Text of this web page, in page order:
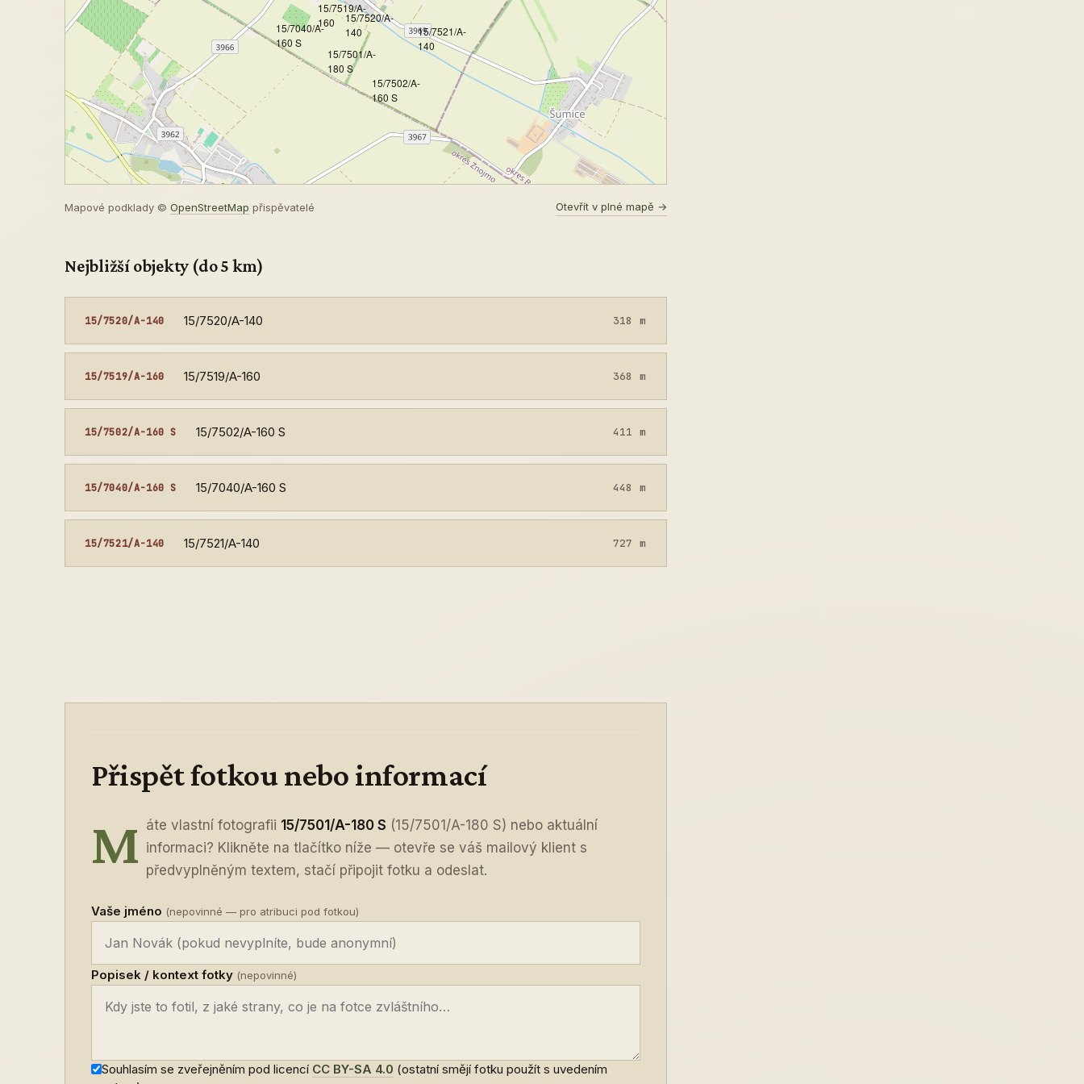
15/7501/A-
180 S
15/7520/A-
140
15/7519/A-
160
15/7502/A-
160 S
15/7040/A-
160 S
15/7521/A-
140
Mapové podklady © OpenStreetMap přispěvatelé Otevřít v plné mapě →
Nejbližší objekty (do 5 km)
15/7520/A-140 15/7520/A-140 318 m
15/7519/A-160 15/7519/A-160 368 m
15/7502/A-160 S 15/7502/A-160 S 411 m
15/7040/A-160 S 15/7040/A-160 S 448 m
15/7521/A-140 15/7521/A-140 727 m
Přispět fotkou nebo informací
M áte vlastní fotografii 15/7501/A-180 S (15/7501/A-180 S) nebo aktuální
informaci? Klikněte na tlačítko níže — otevře se váš mailový klient s
předvyplněným textem, stačí připojit fotku a odeslat.
Vaše jméno (nepovinné — pro atribuci pod fotkou)
Popisek / kontext fotky (nepovinné)
Souhlasím se zveřejněním pod licencí CC BY-SA 4.0 (ostatní smějí fotku použít s uvedením